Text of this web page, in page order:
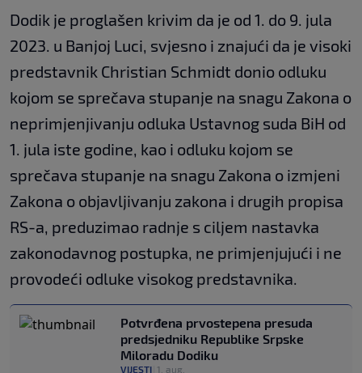
Dodik je proglašen krivim da je od 1. do 9. jula
2023. u Banjoj Luci, svjesno i znajući da je visoki
predstavnik Christian Schmidt donio odluku
kojom se sprečava stupanje na snagu Zakona o
neprimjenjivanju odluka Ustavnog suda BiH od
1. jula iste godine, kao i odluku kojom se
sprečava stupanje na snagu Zakona o izmjeni
Zakona o objavljivanju zakona i drugih propisa
RS-a, preduzimao radnje s ciljem nastavka
zakonodavnog postupka, ne primjenjujući i ne
provodeći odluke visokog predstavnika.
Potvrđena prvostepena presuda
predsjedniku Republike Srpske
Miloradu Dodiku
VIJESTI 1. aug.